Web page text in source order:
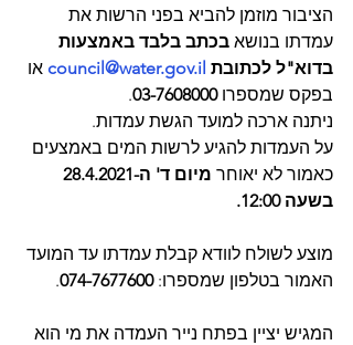
הציבור מוזמן להביא בפני הרשות את
עמדתו בנושא בכתב בלבד באמצעות
בדוא"ל לכתובת council@water.gov.il או
בפקס שמספרו 03-7608000
.
ניתנה ארכה למועד הגשת עמדות.
על העמדות להגיע לרשות המים באמצעים
כאמור לא יאוחר
בשעה 12:00.
מוצע לשולח לוודא קבלת עמדתו עד המועד
האמור בטלפון שמספרו: 074-7677600
.
המגיש יציין בפתח נייר העמדה את מי הוא